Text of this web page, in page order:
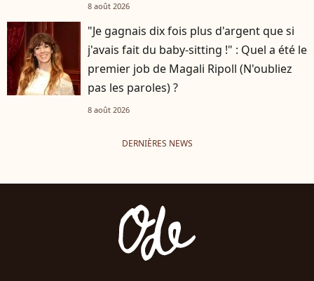
8 août 2026
"Je gagnais dix fois plus d'argent que si
j'avais fait du baby-sitting !" : Quel a été le
premier job de Magali Ripoll (N'oubliez
pas les paroles) ?
8 août 2026
DERNIÈRES NEWS